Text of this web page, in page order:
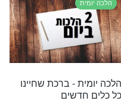
– ראש השנה
יומית